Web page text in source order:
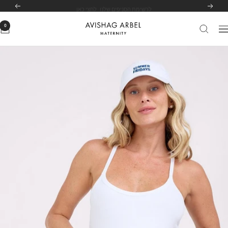
הקודם הבא
ניווט
Avishag
0